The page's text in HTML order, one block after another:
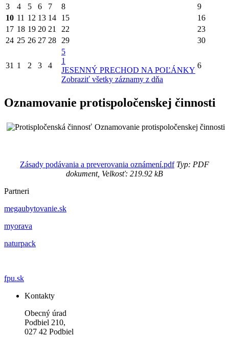
3
4 5 6 7 8
9
10 11 12 13 14 15
16
17 18 19 20 21 22
23
24 25 26 27 28 29 30
31 1 2 3 4
5
1
JESENNÝ PRECHOD NA POĽÁNKY
Zobraziť všetky záznamy z dňa
6
Oznamovanie protispoločenskej činnosti
Oznamovanie protispoločenskej činnosti
Zásady podávania a preverovania oznámení.pdfTyp: PDF
dokument, Velkosť: 219.92 kB
Partneri
megaubytovanie.sk
myorava
naturpack
fpu.sk
Kontakty
Obecný úrad
Podbiel 210,
027 42 Podbiel